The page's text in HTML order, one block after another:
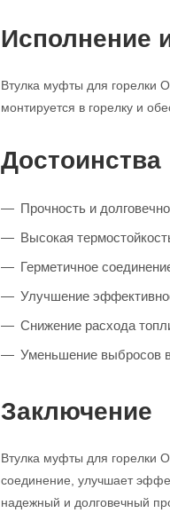
Исполнение
Втулка муфты для горелки
монтируется в горелку и
Достоинства
Прочность и
Высокая
Герметичное
Улучшение
Снижение расхода
Уменьшение выбросов
Заключение
Втулка муфты для горелки
соединение, улучшает
надежный и долговечный